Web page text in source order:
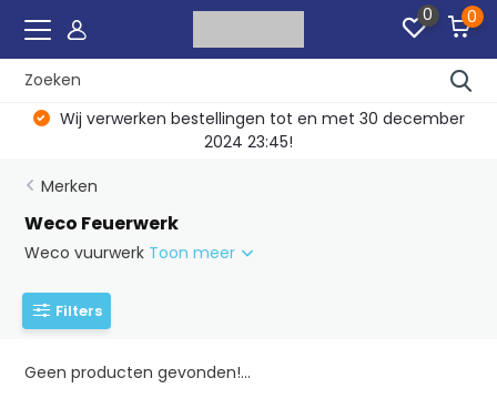
0 0
Wij verwerken bestellingen tot en met 30 december
2024 23:45!
Merken
Weco Feuerwerk
Weco vuurwerk Toon meer
Filters
Geen producten gevonden!...